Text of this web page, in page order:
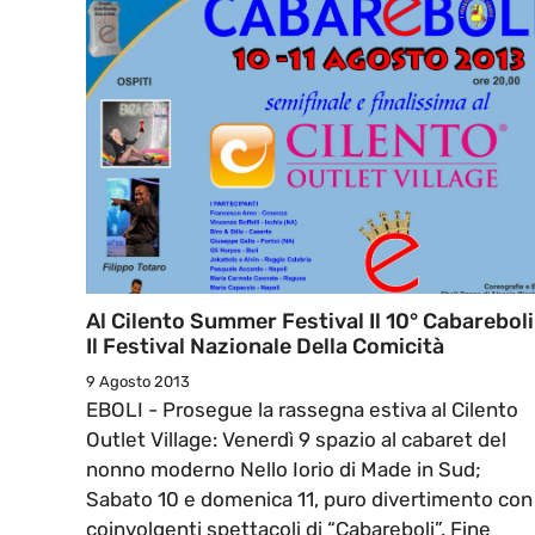
Al Cilento Summer Festival Il 10°
Il Festival Nazionale Della Comicità
9 Agosto 2013
EBOLI - Prosegue la rassegna estiva al Cilento
Outlet Village: Venerdì 9 spazio al cabaret del
nonno moderno Nello Iorio di Made in Sud;
Sabato 10 e domenica 11, puro divertimento
coinvolgenti spettacoli di “Cabareboli”. Fine